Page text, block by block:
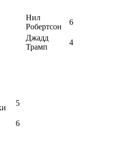
Нил
Робертсон
6
Джадд
Трамп
4
5
6